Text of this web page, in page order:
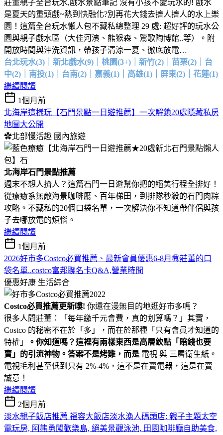
莊董親子全台玩水,戲水景點筆記 沒有小孩不愛玩水的! 戲水
是夏天的重頭戲~熱到快融化?別再花大錢去擠人擠人的水上樂
園！這篇全台玩水懶人包不藏私總整理 29 處: 超好評的玩水公
園與親子戲水區（大佳河濱、熊猴森、鶯歌陶博館..等）。附
開放時間與沖洗資訊，帶孩子清涼一夏、徹底放電…
台北玩水(3)｜新北戲水(9)｜桃園(3+)｜新竹(2)｜苗栗(2)｜台
中(2)｜南投(1)｜台南(2)｜嘉義(1)｜高雄(1)｜屏東(2)｜花蓮(1)
繼續閱讀
1個月前
北海岸這樣玩【石門景點一日遊推薦】一次解鎖20處隱藏私房
地圖大公開
✿北部慢活趣 國內旅遊
北海岸石門景點推薦
週末不想人擠人？這篇石門一日遊幫你把的絕美行程全排好！
從療癒系無敵海景咖啡廳、百年梯田，到排隊秒殺的石門肉粽
攻略。不藏私的20個口袋名單，一次解決你不知道帶伴侶與孩
子去哪放電的煩惱。
繼續閱讀
1個月前
2026好市多Costco必買推薦、最新會員優惠6-8月㊕莊董的口
袋名單..costco富邦聯名卡Q&A,營業時間
優惠好康 生活綜合
Costco必買推薦更新嘍! 你還在漫無目的地逛好市多嗎？
很多人問莊董：「每年繳千元會費，真的划算嗎？」其實，
Costco 的秘密不在於「多」，而在於那種「只有會員才知道的
特權」
。你知道嗎？這裡有兩樣東西是高層欽點「賠錢也要
賣」的引流神物。答案不是烤雞，而是 電視 與 三層衛生紙。
電視毛利甚至低到只有 2%-4%，這不是在賣電器，這是在賣
誠意！
繼續閱讀
2個月前
淡水親子飯店推薦 福容大飯店淡水漁人碼頭店: 親子主題太空
電玩房, 阿熊勇闖歡樂島, 絕美景觀泳池, 田園咖啡廳自助美食,